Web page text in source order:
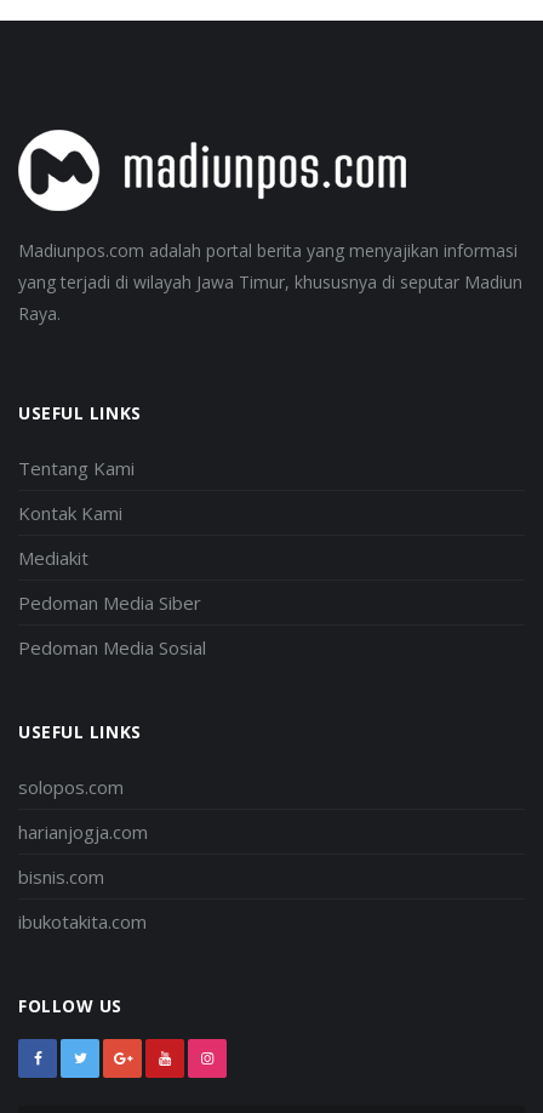
Madiunpos.com adalah portal berita yang menyajikan informasi
yang terjadi di wilayah Jawa Timur, khususnya di seputar Madiun
Raya.
USEFUL LINKS
Tentang Kami
Kontak Kami
Mediakit
Pedoman Media Siber
Pedoman Media Sosial
USEFUL LINKS
solopos.com
harianjogja.com
bisnis.com
ibukotakita.com
FOLLOW US